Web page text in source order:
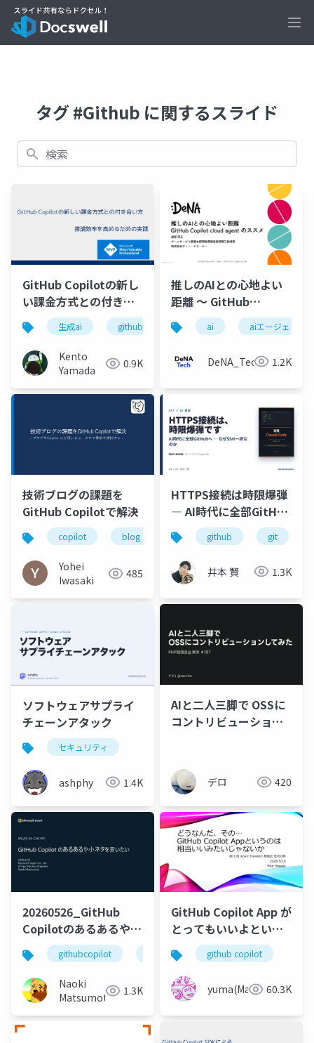
タグ #Github に関するスライド
検索
GitHub Copilotの新し
い課金方式との付き合
い方 - 推論効率を高め
るための実践
生成ai github github copilot トークノミ
Kento
Yamada
0.9K
推しのAIとの心地よい
距離 〜 GitHub
Copilot cloud agent
のススメ
ai aiエージェント
DeNA_Tech 1.2K
技術ブログの課題を
GitHub Copilotで解決
copilot blog github
Yohei
Iwasaki
485
HTTPS接続は時限爆弾
― AI時代に全部GitHub
へ、なぜSSH一択なの
か
github git
井本 賢 1.3K
ソフトウェアサプライ
チェーンアタック
セキュリティ
ashphy 1.4K
AIと二人三脚で OSSに
コントリビューション
デロ 420
20260526_GitHub
Copilotのあるあるや小
ネタを言いたい_共有用
githubcopilot github
Naoki
Matsumoto
1.3K
GitHub Copilot App が
とってもいいよという
話
github copilot
yuma(Maki) 60.3K